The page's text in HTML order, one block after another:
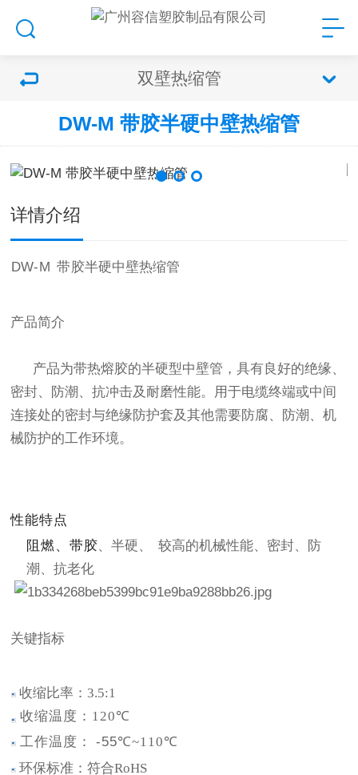
双壁热缩管
DW-M 带胶半硬中壁热缩管
详情介绍
DW-M 带胶半硬中壁热缩管
产品简介
产品为带热熔胶的半硬型中壁管，具有良好的绝缘、
密封、防潮、抗冲击及耐磨性能。用于电缆终端或中间
连接处的密封与绝缘防护套及其他需要防腐、防潮、机
械防护的工作环境。
性能特点
阻燃、带胶、半硬、
较高的机械性能、密封、防
潮、抗老化
关键指标
收缩比率：3.5:1
收缩温度： 120℃
工作温度：
-55℃~110℃
环保标准：符合RoHS